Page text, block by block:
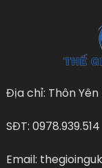
Địa chỉ: Thôn Yên
SĐT: 0978.939.514
Email: